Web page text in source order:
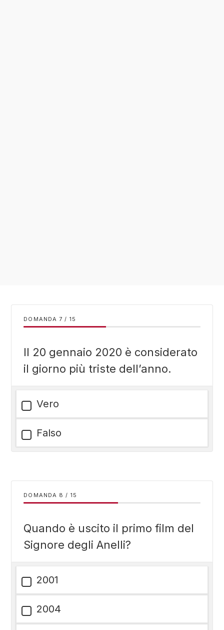
DOMANDA / 15
Il 20 gennaio 2020 è considerato
il giorno più triste dell’anno.
Vero
Falso
DOMANDA / 15
Quando è uscito il primo film del
Signore degli Anelli?
2001
2004